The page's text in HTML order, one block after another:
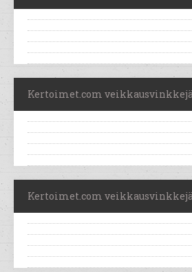
Kertoimet.com
Kertoimet.com